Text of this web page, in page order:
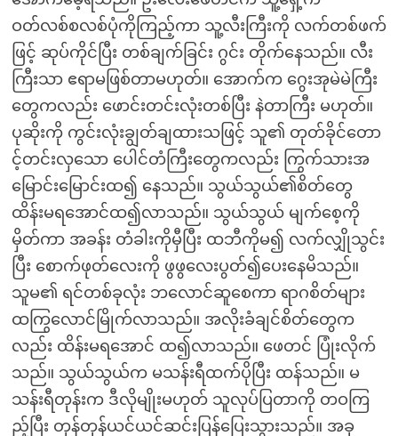
ဝတ်လစ်စလစ်ပုံကိုကြည့်ကာ သူ့လီးကြီးကို လက်တစ်ဖက်
ဖြင့် ဆုပ်ကိုင်ပြီး တစ်ချက်ခြင်း ဂွင်း တိုက်နေသည်။ လီး
ကြီးသာ ဧရာမဖြစ်တာမဟုတ်။ အောက်က ဂွေးအုမဲမဲကြီး
တွေကလည်း ဖောင်းတင်းလုံးတစ်ပြီး နဲတာကြီး မဟုတ်။
ပုဆိုးကို ကွင်းလုံးချွတ်ချထားသဖြင့် သူ၏ တုတ်ခိုင်တော
င့်တင်းလှသော ပေါင်တံကြီးတွေကလည်း ကြွက်သားအ
မြောင်းမြောင်းထ၍ နေသည်။ သွယ်သွယ်၏စိတ်တွေ
ထိန်းမရအောင်ထ၍လာသည်။ သွယ်သွယ် မျက်စေ့ကို
မှိတ်ကာ အခန်း တံခါးကိုမှီပြီး ထဘီကိုမ၍ လက်လျှိုသွင်း
ပြီး စောက်ဖုတ်လေးကို ဖွဖွလေးပွတ်၍ပေးနေမိသည်။
သူမ၏ ရင်တစ်ခုလုံး ဘလောင်ဆူစေကာ ရာဂစိတ်များ
ထကြွလောင်မြိုက်လာသည်။ အလိုးခံချင်စိတ်တွေက
လည်း ထိန်းမရအောင် ထ၍လာသည်။ ဖေတင် ပြုံးလိုက်
သည်။ သွယ်သွယ်က မသန်းရီထက်ပိုပြီး ထန်သည်။ မ
သန်းရီတုန်းက ဒီလိုမျိုးမဟုတ် သူလုပ်ပြတာကို တဝကြ
ည့်ပြီး တုန်တုန်ယင်ယင်ဆင်းပြန်ပြေးသွားသည်။ အခု